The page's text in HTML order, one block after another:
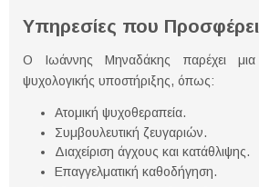
Υπηρεσίες που Προσφέρει
Ο Ιωάννης Μηναδάκης παρέχει μια
ψυχολογικής υποστήριξης, όπως:
Ατομική ψυχοθεραπεία.
Συμβουλευτική ζευγαριών.
Διαχείριση άγχους και κατάθλιψης.
Επαγγελματική καθοδήγηση.